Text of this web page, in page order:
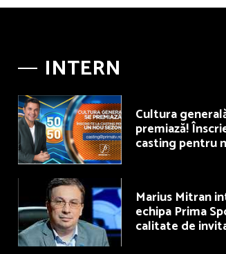
INTERN
Cultura
premiază! Înscrie-te la
casting pentru
Marius Mitran
echipa Prima
calitate de